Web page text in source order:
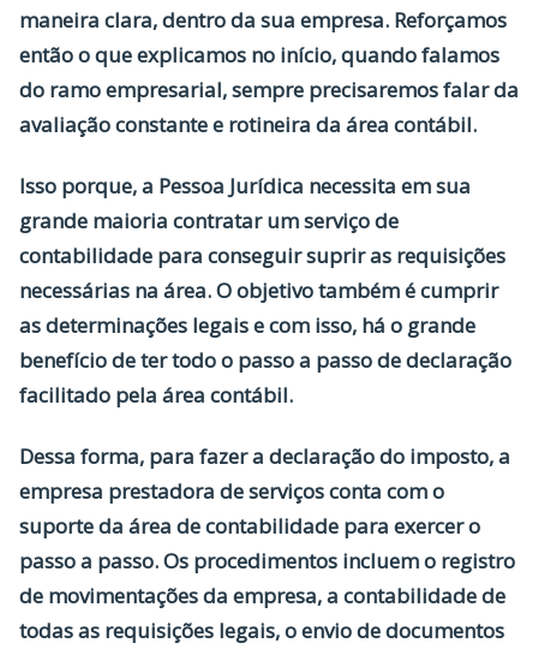
maneira clara, dentro da sua empresa. Reforçamos
então o que explicamos no início, quando falamos
do ramo empresarial, sempre precisaremos falar da
avaliação constante e rotineira da área contábil.
Isso porque, a Pessoa Jurídica necessita em sua
grande maioria contratar um serviço de
contabilidade para conseguir suprir as requisições
necessárias na área. O objetivo também é cumprir
as determinações legais e com isso, há o grande
benefício de ter todo o passo a passo de declaração
facilitado pela área contábil.
Dessa forma, para fazer a declaração do imposto, a
empresa prestadora de serviços conta com o
suporte da área de contabilidade para exercer o
passo a passo. Os procedimentos incluem o registro
de movimentações da empresa, a contabilidade de
todas as requisições legais, o envio de documentos